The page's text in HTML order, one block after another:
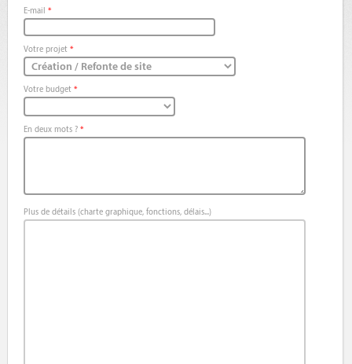
E-mail *
Votre projet *
Votre budget *
En deux mots ? *
Plus de détails (charte graphique, fonctions, délais...)